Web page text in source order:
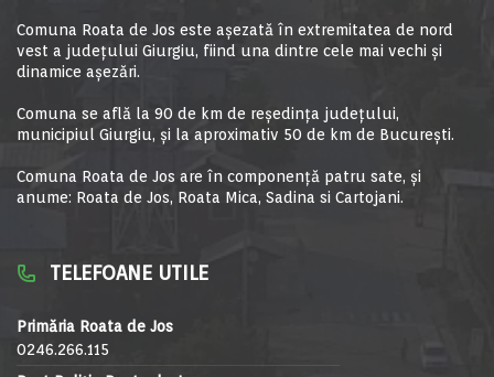
Comuna Roata de Jos este aşezată în extremitatea de nord
vest a judeţului Giurgiu, fiind una dintre cele mai vechi şi
dinamice aşezări.
Comuna se află la 90 de km de reşedinţa judeţului,
municipiul Giurgiu, şi la aproximativ 50 de km de Bucureşti.
Comuna Roata de Jos are în componență patru sate, și
anume: Roata de Jos, Roata Mica, Sadina si Cartojani.
TELEFOANE UTILE
Primăria Roata de Jos
0246.266.115